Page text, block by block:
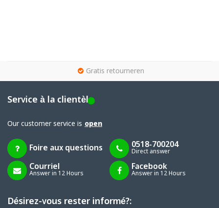
Gratis retourneren
Service à la clientèle
Our customer service is open
Foire aux questions 0518-700204
Direct answer
Courriel
Answer in 12 Hours
Facebook
Answer in 12 Hours
Désirez-vous rester informé?: